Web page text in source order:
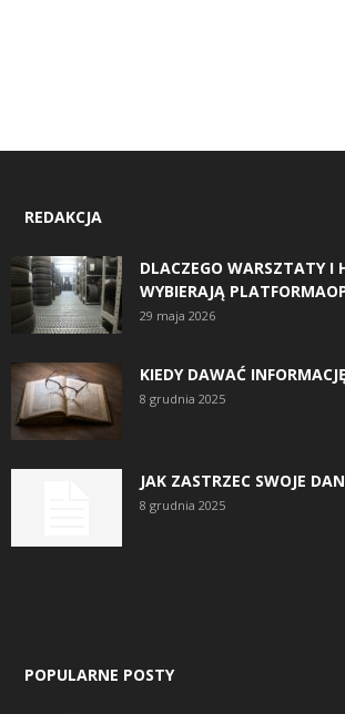
REDAKCJA
DLACZEGO WARSZTATY I
WYBIERAJĄ
29 maja 2026
KIEDY DAWAĆ
8 grudnia 2025
JAK ZASTRZEC SWOJE
8 grudnia 2025
POPULARNE POSTY